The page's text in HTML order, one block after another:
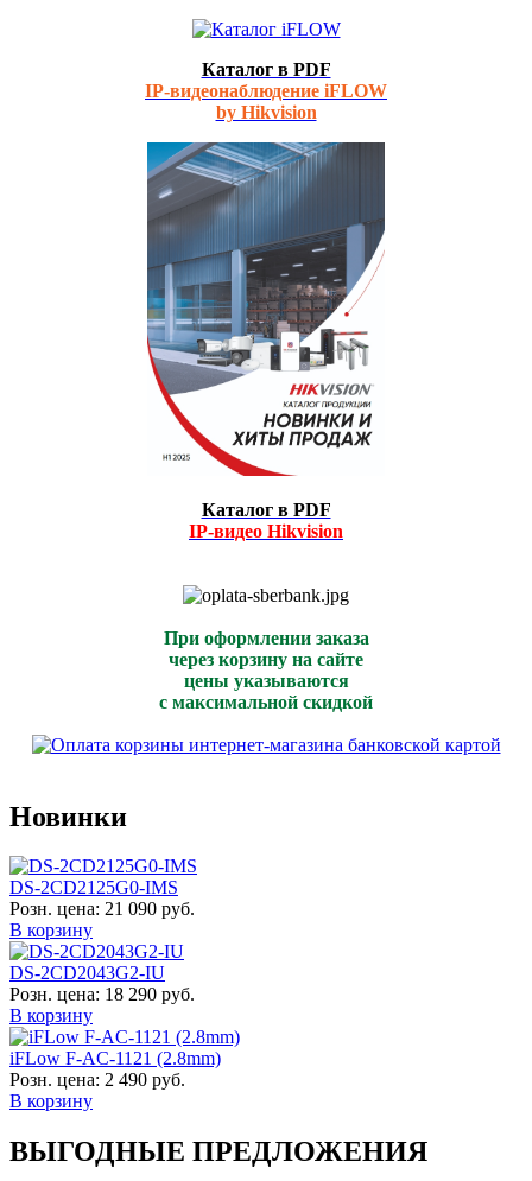
Каталог в PDF
IP-видеонаблюдение iFLOW
by Hikvision
Каталог в PDF
IP-видео Hikvision
При оформлении заказа
через корзину на сайте
цены указываются
с максимальной скидкой
Новинки
DS-2CD2125G0-IMS
Розн. цена: 21 090 руб.
В корзину
DS-2CD2043G2-IU
Розн. цена: 18 290 руб.
В корзину
iFLow F-AC-1121 (2.8mm)
Розн. цена: 2 490 руб.
В корзину
ВЫГОДНЫЕ ПРЕДЛОЖЕНИЯ